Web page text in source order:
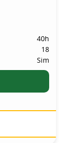
40h
18
Sim